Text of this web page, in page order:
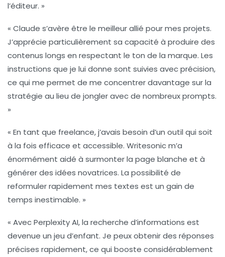
l’éditeur. »
« Claude s’avère être le meilleur allié pour mes projets.
J’apprécie particulièrement sa capacité à produire des
contenus longs en respectant le ton de la marque. Les
instructions que je lui donne sont suivies avec précision,
ce qui me permet de me concentrer davantage sur la
stratégie au lieu de jongler avec de nombreux prompts.
»
« En tant que freelance, j’avais besoin d’un outil qui soit
à la fois efficace et accessible. Writesonicm’a
énormément aidé à surmonter la page blanche et à
générer des idées novatrices. La possibilité de
reformuler rapidement mes textes est un gain de
temps inestimable. »
« AvecPerplexity AI, la recherche d’informations est
devenue un jeu d’enfant. Je peux obtenir des réponses
précises rapidement, ce qui booste considérablement